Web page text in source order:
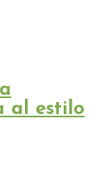
al estilo